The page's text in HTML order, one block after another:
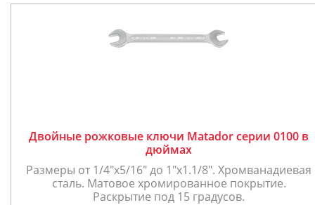
Двойные рожковые ключи Matador серии 0100 в
дюймах
Размеры от 1/4"х5/16" до 1"х1.1/8". Хромванадиевая
сталь. Матовое хромированное покрытие.
Раскрытие под 15 градусов.